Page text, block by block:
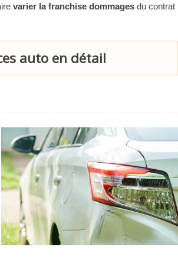
varier la franchise dommages du contrat
auto en détail